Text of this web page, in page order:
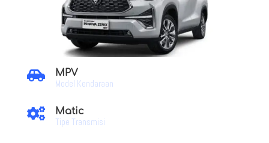
 MPV
Model Kendaraan
 Matic
Tipe Transmisi